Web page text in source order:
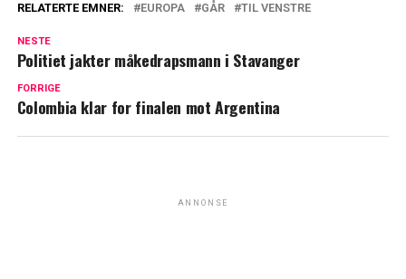
RELATERTE EMNER: EUROPA GÅR TIL VENSTRE
NESTE
Politiet jakter måkedrapsmann i Stavanger
FORRIGE
Colombia klar for finalen mot Argentina
ANNONSE